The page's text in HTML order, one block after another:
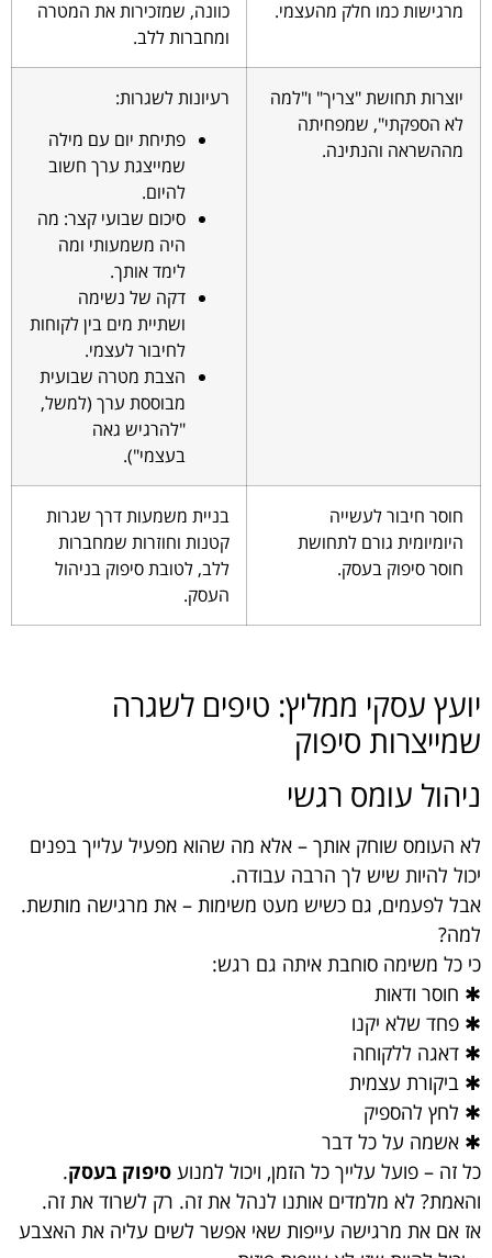
מרגישות כמו חלק מהעצמי.
כוונה, שמזכירות את המטרה
ומחברות ללב.
יוצרות תחושת "צריך" ו"למה
לא הספקתי", שמפחיתה
מההשראה והנתינה.
רעיונות לשגרות:
פתיחת יום עם מילה
שמייצגת ערך חשוב
להיום.
סיכום שבועי קצר: מה
היה משמעותי ומה
לימד אותך.
דקה של נשימה
ושתיית מים בין לקוחות
לחיבור לעצמי.
הצבת מטרה שבועית
מבוססת ערך (למשל,
"להרגיש גאה
בעצמי").
חוסר חיבור לעשייה
היומיומית גורם לתחושת
חוסר סיפוק בעסק.
בניית משמעות דרך שגרות
קטנות וחוזרות שמחברות
ללב, לטובת סיפוק בניהול
העסק.
יועץ עסקי ממליץ: טיפים לשגרה
שמייצרות סיפוק
ניהול עומס רגשי
לא העומס שוחק אותך – אלא מה שהוא מפעיל עלייך בפנים
יכול להיות שיש לך הרבה עבודה.
אבל לפעמים, גם כשיש מעט משימות – את מרגישה מותשת.
למה?
כי כל משימה סוחבת איתה גם רגש:
✱ חוסר ודאות
✱ פחד שלא יקנו
✱ דאגה ללקוחה
✱ ביקורת עצמית
✱ לחץ להספיק
✱ אשמה על כל דבר
כל זה – פועל עלייך כל הזמן, ויכול למנוע סיפוק בעסק.
והאמת? לא מלמדים אותנו לנהל את זה. רק לשרוד את זה.
אז אם את מרגישה עייפות שאי אפשר לשים עליה את האצבע